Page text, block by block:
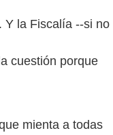
Y la Fiscalía --si no
cuestión porque
mienta a todas